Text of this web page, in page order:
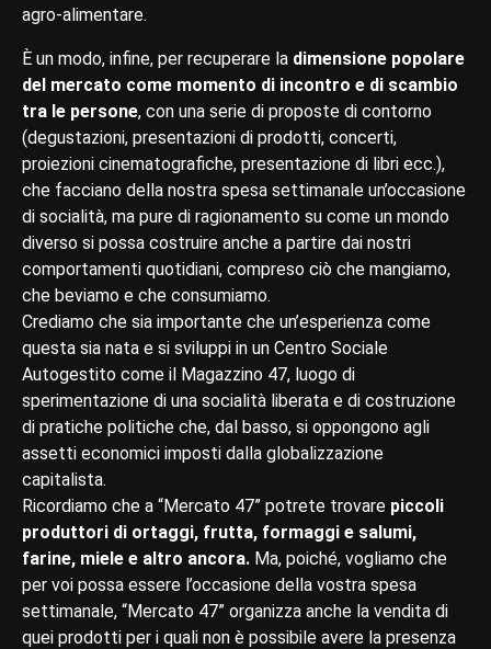
agro-alimentare.
È un modo, infine, per recuperare la dimensione popolare
del mercato come momento di incontro e di scambio
tra le persone, con una serie di proposte di contorno
(degustazioni, presentazioni di prodotti, concerti,
proiezioni cinematografiche, presentazione di libri ecc.),
che facciano della nostra spesa settimanale un’occasione
di socialità, ma pure di ragionamento su come un mondo
diverso si possa costruire anche a partire dai nostri
comportamenti quotidiani, compreso ciò che mangiamo,
che beviamo e che consumiamo.
Crediamo che sia importante che un’esperienza come
questa sia nata e si sviluppi in un Centro Sociale
Autogestito come il Magazzino 47, luogo di
sperimentazione di una socialità liberata e di costruzione
di pratiche politiche che, dal basso, si oppongono agli
assetti economici imposti dalla globalizzazione
capitalista.
Ricordiamo che a “Mercato 47” potrete trovare piccoli
produttori di ortaggi, frutta, formaggi e salumi,
farine, miele e altro ancora. Ma, poiché, vogliamo che
per voi possa essere l’occasione della vostra spesa
settimanale, “Mercato 47” organizza anche la vendita di
quei prodotti per i quali non è possibile avere la presenza